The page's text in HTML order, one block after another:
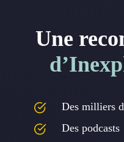
Une
Des milliers
Des podcasts